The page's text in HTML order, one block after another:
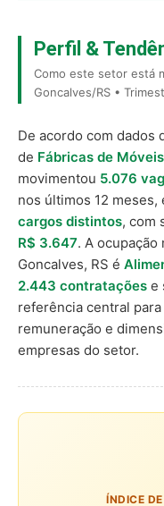
Perfil &
Como este setor está
Goncalves/RS •
De acordo com dados
de Fábricas de
movimentou 5.076
nos últimos 12
cargos distintos, com
R$ 3.647. A ocupação
Goncalves, RS é
2.443 contratações e
referência central
remuneração e
empresas do setor.
ÍNDICE